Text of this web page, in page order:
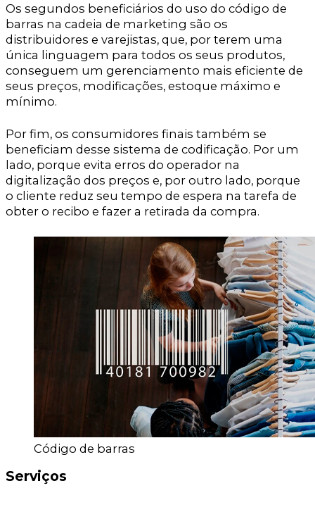
Os segundos beneficiários do uso do código de
barras na cadeia de marketing são os
distribuidores e varejistas, que, por terem uma
única linguagem para todos os seus produtos,
conseguem um gerenciamento mais eficiente de
seus preços, modificações, estoque máximo e
mínimo.
Por fim, os consumidores finais também se
beneficiam desse sistema de codificação. Por um
lado, porque evita erros do operador na
digitalização dos preços e, por outro lado, porque
o cliente reduz seu tempo de espera na tarefa de
obter o recibo e fazer a retirada da compra.
Código de barras
Serviços